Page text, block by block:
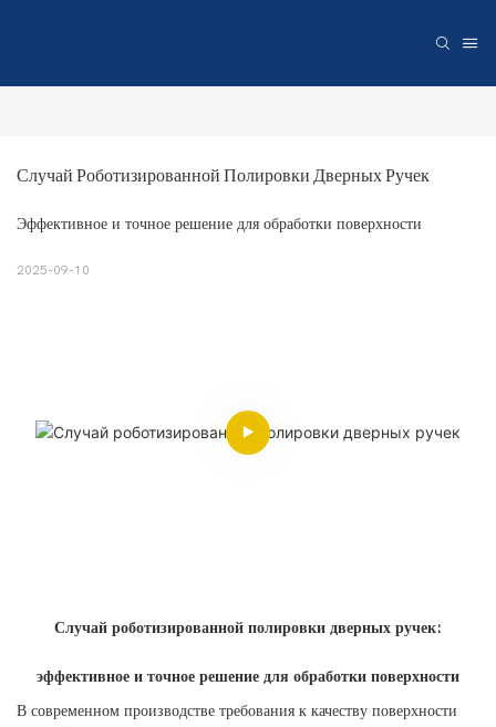
Случай Роботизированной Полировки Дверных Ручек
Эффективное и точное решение для обработки поверхности
2025-09-10
Случай роботизированной полировки дверных ручек:
эффективное и точное решение для обработки поверхности
В современном производстве требования к качеству поверхности